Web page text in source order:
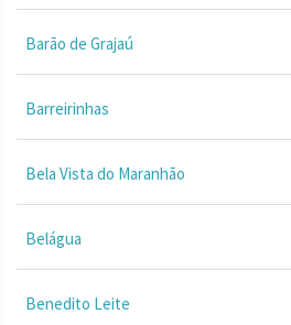
Barão de Grajaú
Barreirinhas
Bela Vista do Maranhão
Belágua
Benedito Leite